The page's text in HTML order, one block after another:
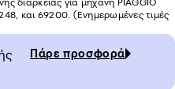
και 69200. (Ενημερωμένες τιμές
Πάρε προσφορά